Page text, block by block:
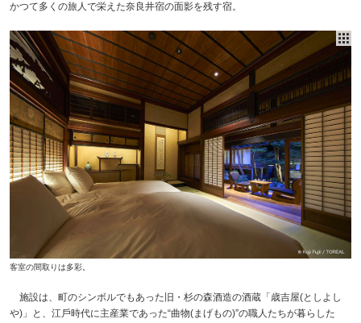
かつて多くの旅⼈で栄えた奈良井宿の面影を残す宿。
客室の間取りは多彩。
施設は、町のシンボルでもあった旧・杉の森酒造の酒蔵「歳吉屋(としよし
や)」と、江⼾時代に主産業であった“曲物(まげもの)”の職⼈たちが暮らした